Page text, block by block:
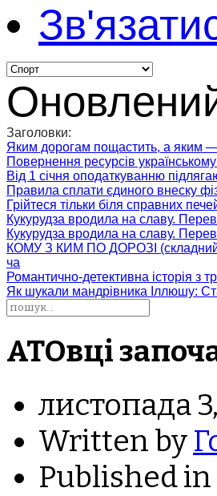
Заголовки:
Яким дорогам пощастить, а яким
Повернення ресурсів
Від 1 січня оподаткуванню
Правила сплати єдиного внеску
Грійтеся тільки біля справних
Кукурудза вродила на славу.
Кукурудза вродила на славу.
КОМУ З КИМ ПО ДОРОЗІ (складний
ча
Романтично-детективна історія з
Як шукали мандрівника Іллюшу:
АТОвці
листопада
Written by
Published in